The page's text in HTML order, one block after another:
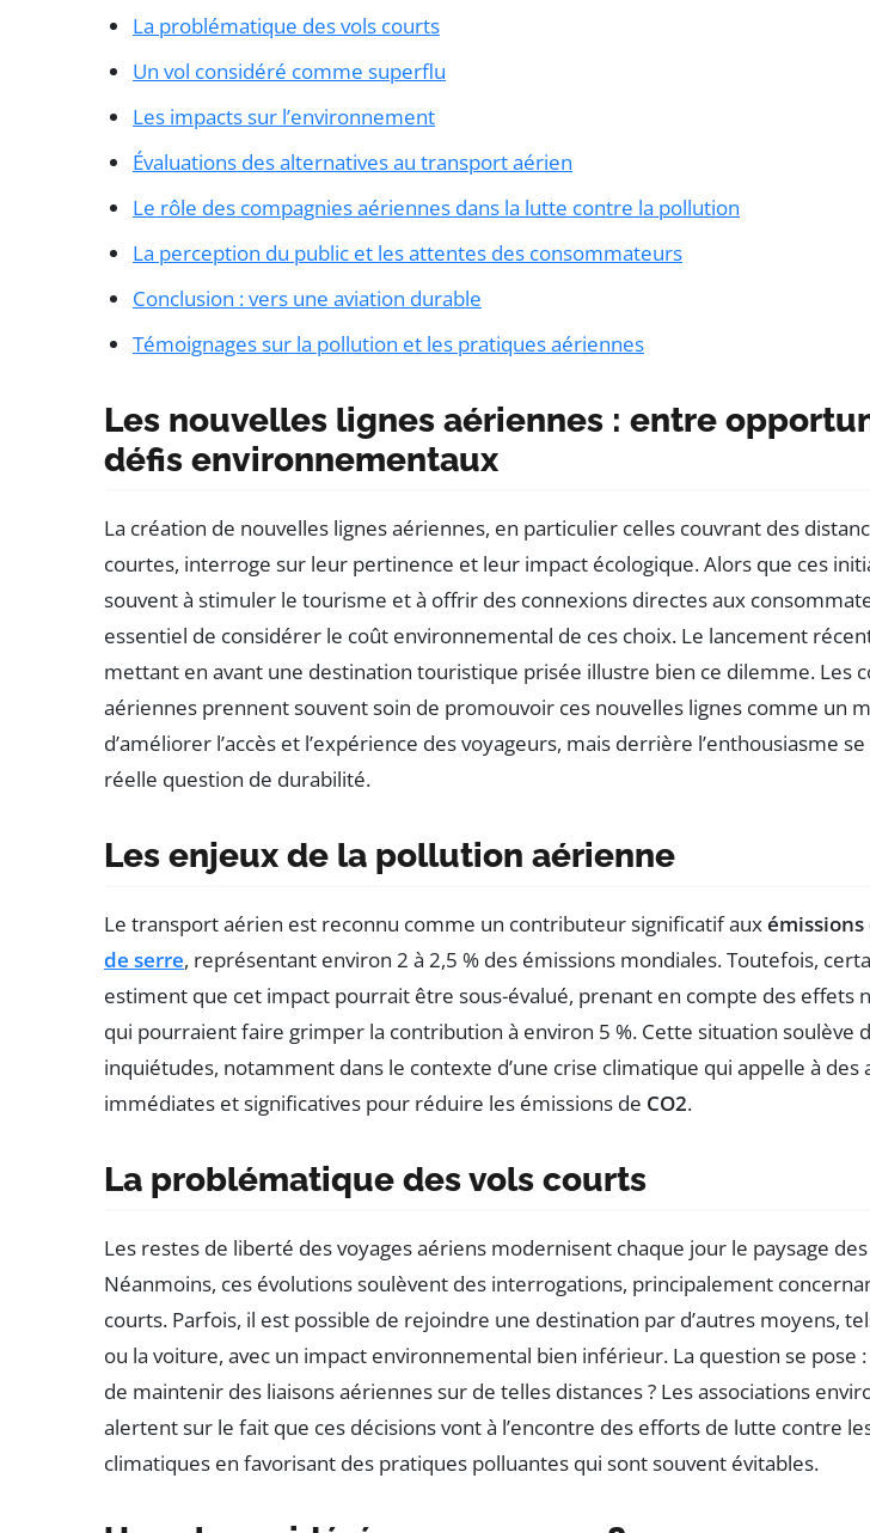
La problématique des vols courts
Un vol considéré comme superflu
Les impacts sur l’environnement
Évaluations des alternatives au transport aérien
Le rôle des compagnies aériennes dans la lutte contre la pollution
La perception du public et les attentes des consommateurs
Conclusion : vers une aviation durable
Témoignages sur la pollution et les pratiques aériennes
Les nouvelles lignes aériennes : entre
défis environnementaux
La création de nouvelles lignes aériennes, en particulier celles couvrant des
courtes, interroge sur leur pertinence et leur impact écologique. Alors que ces
souvent à stimuler le tourisme et à offrir des connexions directes aux
essentiel de considérer le coût environnemental de ces choix. Le lancement
mettant en avant une destination touristique prisée illustre bien ce dilemme. Les
aériennes prennent souvent soin de promouvoir ces nouvelles lignes comme un
d’améliorer l’accès et l’expérience des voyageurs, mais derrière l’enthousiasme
réelle question de durabilité.
Les enjeux de la pollution aérienne
Le transport aérien est reconnu comme un contributeur significatif auxémissions
de serre, représentant environ 2 à 2,5 % des émissions mondiales. Toutefois,
estiment que cet impact pourrait être sous-évalué, prenant en compte des effets
qui pourraient faire grimper la contribution à environ 5 %. Cette situation soulève
inquiétudes, notamment dans le contexte d’une crise climatique qui appelle à des
immédiates et significatives pour réduire les émissions de CO2.
La problématique des vols courts
Les restes de liberté des voyages aériens modernisent chaque jour le paysage
Néanmoins, ces évolutions soulèvent des interrogations, principalement
courts. Parfois, il est possible de rejoindre une destination par d’autres moyens,
ou la voiture, avec un impact environnemental bien inférieur. La question se pose
de maintenir des liaisons aériennes sur de telles distances ? Les associations
alertent sur le fait que ces décisions vont à l’encontre des efforts de lutte contre
climatiques en favorisant des pratiques polluantes qui sont souvent évitables.